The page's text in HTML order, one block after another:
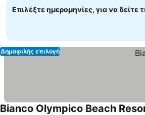
Επιλέξτε ημερομηνίες, για να δείτε
Δημοφιλής επιλογή
Bianco Olympico Beach